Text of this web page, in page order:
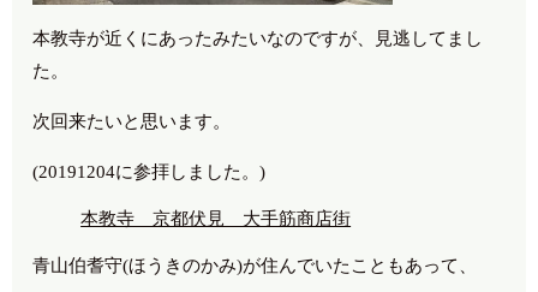
本教寺が近くにあったみたいなのですが、見逃してまし
た。
次回来たいと思います。
(20191204に参拝しました。)
本教寺 京都伏見 大手筋商店街
青山伯耆守(ほうきのかみ)が住んでいたこともあって、